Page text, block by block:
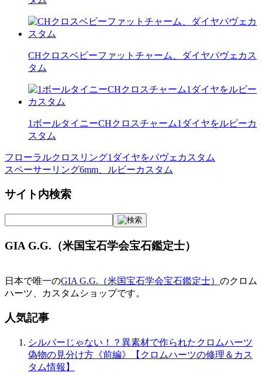
CHクロスベビーファットチャーム、ダイヤパヴェカス
タム
1ボールタイニーCHクロスチャーム1ダイヤをルビーカ
スタム
投
稿
ナ
ビ
ー
シ
ョ
ン
フローラルクロスリング1ダイヤをパヴェカスタム
スペーサーリング6mm、ルビーカスタム
サイト内検索
GIA G.G.（米国宝石学会宝石鑑定士）
日本で唯一のGIA G.G.（米国宝石学会宝石鑑定士） のクロム
ハーツ、カスタムショップです。
人気記事
シルバーじゃない！？異素材で作られたクロムハーツ
偽物の見分け方《前編》【クロムハーツの修理＆カス
タム情報】